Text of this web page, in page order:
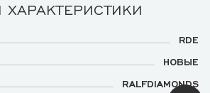
RDE
НОВЫЕ
RALFDIAMONDS